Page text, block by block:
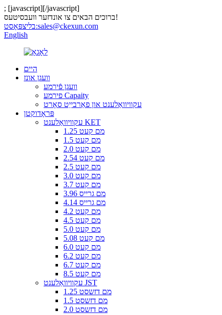
; [javascript][/javascript]
ברוכים הבאים צו אונדזער וועבסיטעס!
בליצפּאָסט:sales@ckexun.com
English
היים
וועגן אונז
וועגן פֿירמע
פירמע Capaity
עקוויוואַלענט און פאַרבייַט סאָרט
פּראָדוקטן
עקוויוואַלענט KET
1.25 מם קעט
1.5 מם קעט
2.0 מם קעט
2.54 מם קעט
2.5 מם קעט
3.0 מם קעט
3.7 מם קעט
3.96 מם גרייס
4.14 מם גרייס
4.2 מם קעט
4.5 מם קעט
5.0 מם קעט
5.08 מם קעט
6.0 מם קעט
6.2 מם קעט
6.7 מם קעט
8.5 מם קעט
עקוויוואַלענט JST
1.25 מם דזשסט
1.5 מם דזשסט
2.0 מם דזשסט